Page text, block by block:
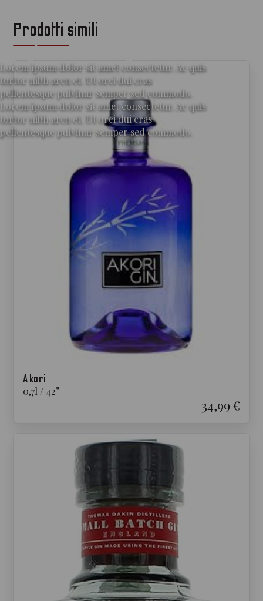
per gli amanti del gin
Lorem ipsum dolor sit amet consectetur. Ac quis
tortor nibh arcu et. Ut orci dui cras
pellentesque pulvinar semper sed commodo.
Lorem ipsum dolor sit amet consectetur. Ac quis
tortor nibh arcu et. Ut orci dui cras
pellentesque pulvinar semper sed commodo.
Prodotti simili
Akori
0,7l / 42°
34,99 €